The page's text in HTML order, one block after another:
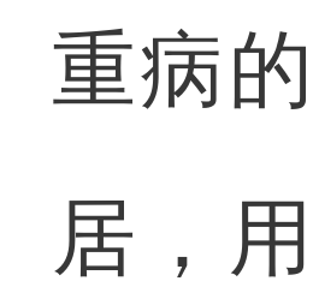
重病
居，